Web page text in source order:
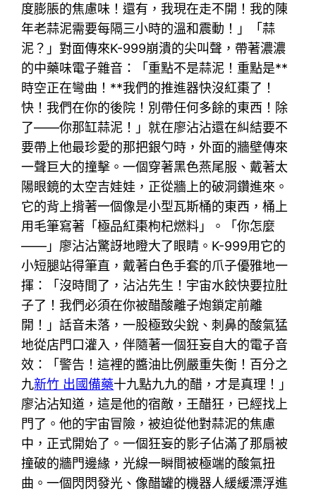
度膨脹的焦慮味！還有，我現在走不開！我的陳
年老蒜泥需要每隔三小時的溫和震動！」「蒜
泥？」對面傳來K-999崩潰的尖叫聲，帶著濃濃
的中藥味電子雜音：「重點不是蒜泥！重點是**
時空正在彎曲！**我們的推進器快沒紅棗了！
快！我們在你的後院！別帶任何多餘的東西！除
了——你那缸蒜泥！」就在廖沾沾還在糾結要不
要帶上他最珍愛的那把銀勺時，外面的牆壁傳來
一聲巨大的撞擊。一個穿著黑色燕尾服、戴著太
陽眼鏡的太空吉娃娃，正從牆上的破洞鑽進來。
它的背上揹著一個像是小型瓦斯桶的東西，桶上
用毛筆寫著「極品紅棗枸杞燃料」。「你怎麼
——」廖沾沾驚訝地瞪大了眼睛。K-999用它的
小短腿站得筆直，戴著白色手套的爪子優雅地一
揮：「沒時間了，沾沾先生！宇宙水餃快要拉肚
子了！我們必須在你被醋酸離子炮鎖定前離
開！」話音未落，一股極致尖銳、刺鼻的酸氣猛
地從店門口灌入，伴隨著一個狂妄自大的電子音
效：「警告！這裡的醬油比例嚴重失衡！百分之
九新竹 出國備藥十九點九九的醋，才是真理！」
廖沾沾知道，這是他的宿敵，王醋狂，已經找上
門了。他的宇宙冒險，被迫從他對蒜泥的焦慮
中，正式開始了。一個狂妄的影子佔滿了那扇被
撞破的牆門邊緣，光線一瞬間被極端的酸氣扭
曲。一個閃閃發光、像醋罐的機器人緩緩漂浮進